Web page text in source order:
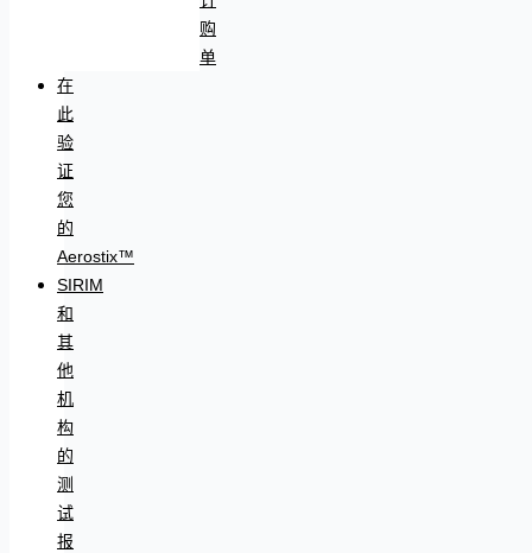
购
单
在
此
验
证
您
的
Aerostix™
SIRIM
和
其
他
机
构
的
测
试
报